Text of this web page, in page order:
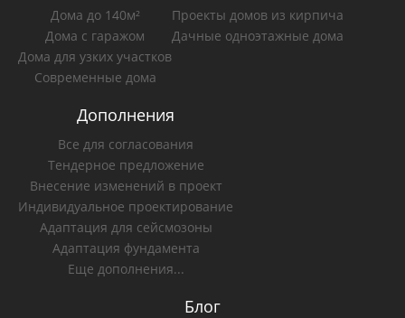
Дома до 140м²
Дома с гаражом
Дома для узких участков
Современные дома
Проекты домов из кирпича
Дачные одноэтажные дома
Дополнения
Все для согласования
Тендерное предложение
Внесение изменений в проект
Индивидуальное проектирование
Адаптация для сейсмозоны
Адаптация фундамента
Еще дополнения...
Блог